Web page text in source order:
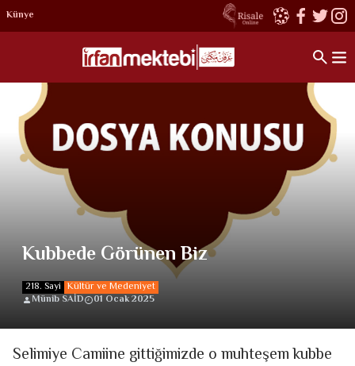
Künye
Kubbede Görünen Biz
218. Sayi Kültür ve Medeniyet
Münib SAİD
01 Ocak 2025
Selimiye Camiine gittiğimizde o muhteşem kubbe